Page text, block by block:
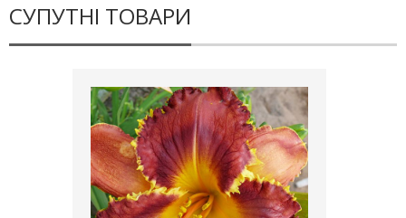
СУПУТНІ ТОВАРИ